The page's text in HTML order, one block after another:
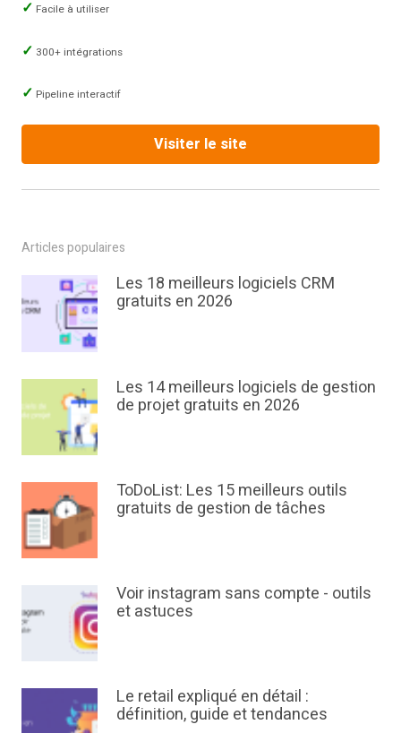
Facile à utiliser
300+ intégrations
Pipeline interactif
Visiter le site
Articles populaires
Les 18 meilleurs logiciels CRM
gratuits en 2026
Les 14 meilleurs logiciels de gestion
de projet gratuits en 2026
ToDoList: Les 15 meilleurs outils
gratuits de gestion de tâches
Voir instagram sans compte - outils
et astuces
Le retail expliqué en détail :
définition, guide et tendances